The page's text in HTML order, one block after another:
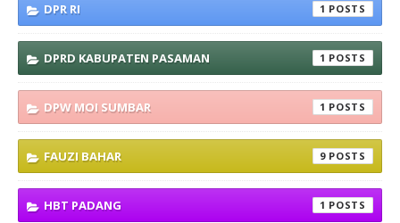
DPR RI 1
DPRD KABUPATEN PASAMAN 1
DPW MOI SUMBAR 1
FAUZI BAHAR 9
HBT PADANG 1